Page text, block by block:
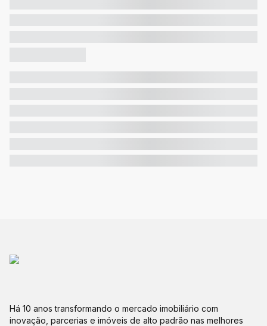
Há 10 anos transformando o mercado imobiliário com
inovação, parcerias e imóveis de alto padrão nas melhores